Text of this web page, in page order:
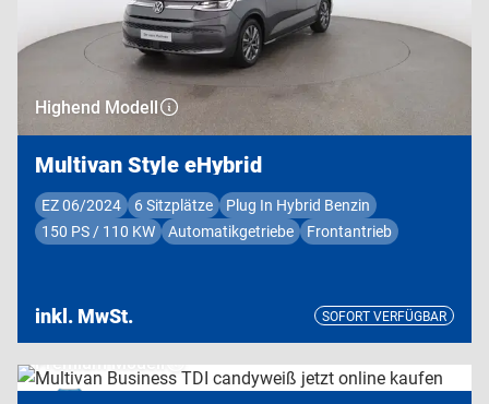
Highend Modell
Multivan Style eHybrid
EZ 06/2024 6 Sitzplätze
Plug In Hybrid Benzin
150 PS / 110 KW
Automatikgetriebe Frontantrieb
inkl. MwSt. SOFORT VERFÜGBAR
Premium Modell